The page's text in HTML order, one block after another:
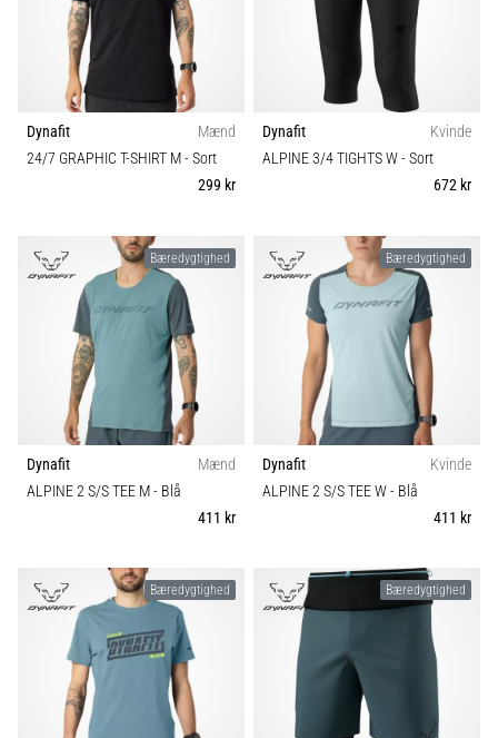
Dynafit
Mænd
24/7 GRAPHIC T-SHIRT M- Sort
299 kr
Dynafit
Kvinde
ALPINE 3/4 TIGHTS W- Sort
672 kr
Bæredygtighed
Dynafit
Mænd
ALPINE 2 S/S TEE M- Blå
411 kr
Bæredygtighed
Dynafit
Kvinde
ALPINE 2 S/S TEE W- Blå
411 kr
Bæredygtighed Bæredygtighed